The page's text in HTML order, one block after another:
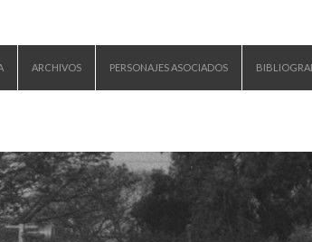
ARCHIVOS PERSONAJES ASOCIADOS